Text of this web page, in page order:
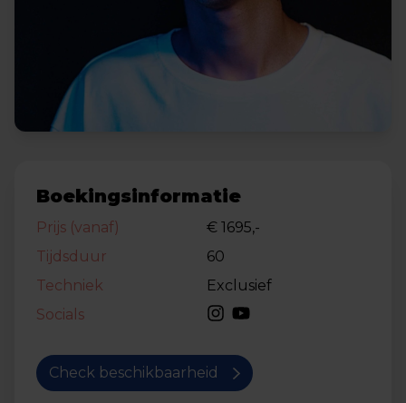
Boekingsinformatie
Prijs (vanaf)
€ 1695,-
Tijdsduur
60
Techniek
Exclusief
Socials
Check beschikbaarheid